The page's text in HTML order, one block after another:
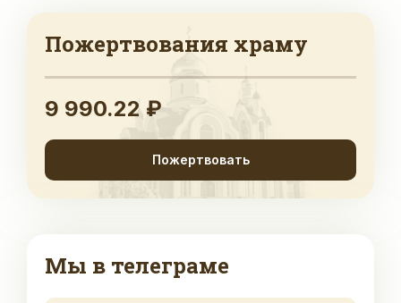
Пожертвования храму
9 990.22 ₽
Пожертвовать
Мы в телеграме